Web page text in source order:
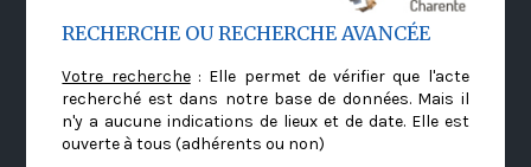
RECHERCHE OU RECHERCHE AVANCÉE
Votre recherche: Elle permet de vérifier que l'acte
recherché est dans notre base de données. Mais il
n'y a aucune indications de lieux et de date. Elle est
ouverte à tous (adhérents ou non)